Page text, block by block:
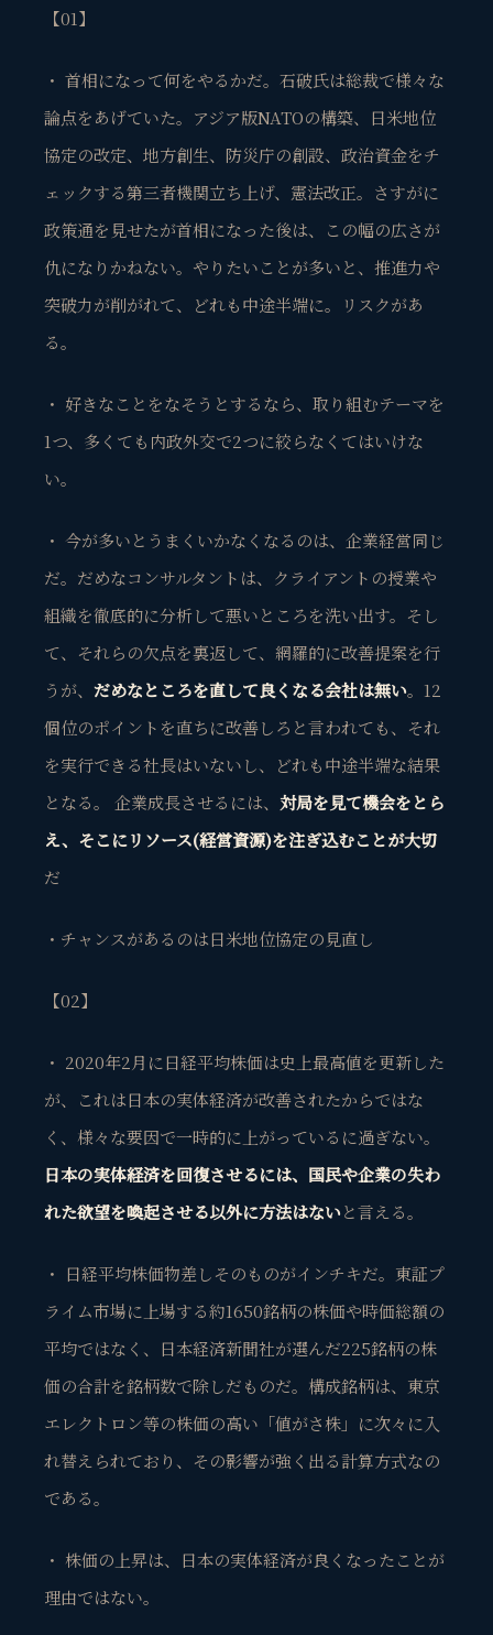
【01】
・ 首相になって何をやるかだ。石破氏は総裁で様々な
論点をあげていた。アジア版NATOの構築、日米地位
協定の改定、地方創生、防災庁の創設、政治資金をチ
ェックする第三者機関立ち上げ、憲法改正。さすがに
政策通を見せたが首相になった後は、この幅の広さが
仇になりかねない。やりたいことが多いと、推進力や
突破力が削がれて、どれも中途半端に。リスクがあ
る。
・ 好きなことをなそうとするなら、取り組むテーマを
1つ、多くても内政外交で2つに絞らなくてはいけな
い。
・ 今が多いとうまくいかなくなるのは、企業経営同じ
だ。だめなコンサルタントは、クライアントの授業や
組織を徹底的に分析して悪いところを洗い出す。そし
て、それらの欠点を裏返して、網羅的に改善提案を行
うが、 だめなところを直して良くなる会社は無い。12
個位のポイントを直ちに改善しろと言われても、それ
を実行できる社長はいないし、どれも中途半端な結果
となる。 企業成長させるには、 対局を見て機会をとら
え、そこにリソース(経営資源)を注ぎ込むことが大切
だ
・チャンスがあるのは日米地位協定の見直し
【02】
・ 2020年2月に日経平均株価は史上最高値を更新した
が、これは日本の実体経済が改善されたからではな
く、様々な要因で一時的に上がっているに過ぎない。
日本の実体経済を回復させるには、国民や企業の失わ
れた欲望を喚起させる以外に方法はないと言える。
・ 日経平均株価物差しそのものがインチキだ。東証プ
ライム市場に上場する約1650銘柄の株価や時価総額の
平均ではなく、日本経済新聞社が選んだ225銘柄の株
価の合計を銘柄数で除しだものだ。構成銘柄は、東京
エレクトロン等の株価の高い「値がさ株」に次々に入
れ替えられており、その影響が強く出る計算方式なの
である。
・ 株価の上昇は、日本の実体経済が良くなったことが
理由ではない。